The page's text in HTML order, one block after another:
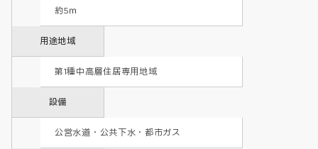
約5ｍ
用途地域
第1種中高層住居専用地域
設備
公営水道・公共下水・都市ガス